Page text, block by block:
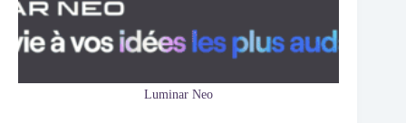
Luminar Neo